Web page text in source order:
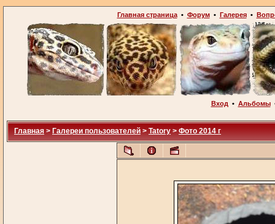
Главная страница• Форум• Галерея•
Вход • Альбомы
Главная > Галереи пользователей > Tatory > Фото 2014 г